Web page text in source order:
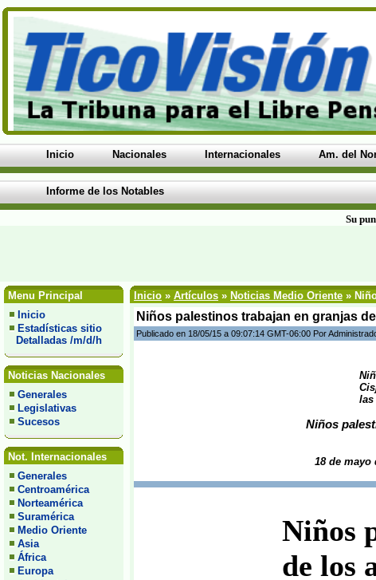
Inicio Nacionales Internacionales Am. del
Informe de los Notables
Su
Menu Principal
Inicio
Estadísticas sitio
Detalladas /m/d/h
Noticias Nacionales
Generales
Legislativas
Sucesos
Not. Internacionales
Generales
Centroamérica
Norteamérica
Suramérica
Medio Oriente
Asia
África
Europa
Inicio » Artículos » Noticias Medio Oriente »
Niños palestinos trabajan en granjas
Publicado en 18/05/15 a 09:07:14 GMT-06:00 Por
las
Niños
18 de mayo
Niños
de los